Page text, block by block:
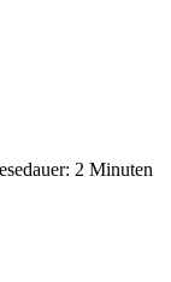
2 Minuten